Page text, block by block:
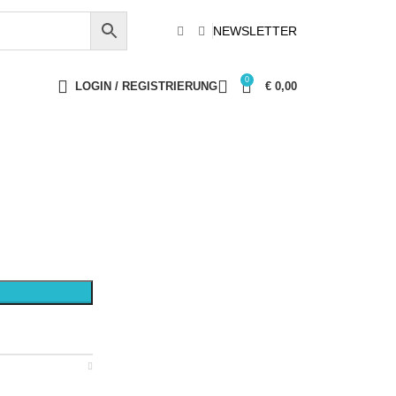
NEWSLETTER
LOGIN / REGISTRIERUNG
0
€ 0,00